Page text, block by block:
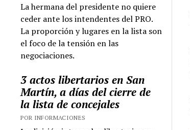
La hermana del presidente no quiere
ceder ante los intendentes del PRO.
La proporción y lugares en la lista son
el foco de la tensión en las
negociaciones.
3 actos libertarios en San
Martín, a días del cierre de
la lista de concejales
POR INFORMACIONES